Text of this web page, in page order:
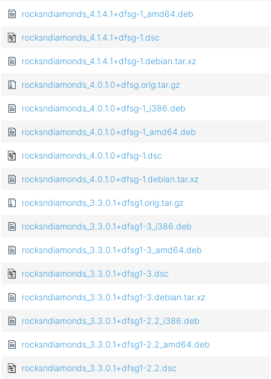
rocksndiamonds_4.1.4.1+dfsg-1_amd64.deb
rocksndiamonds_4.1.4.1+dfsg-1.dsc
rocksndiamonds_4.1.4.1+dfsg-1.debian.tar.xz
rocksndiamonds_4.0.1.0+dfsg.orig.tar.gz
rocksndiamonds_4.0.1.0+dfsg-1_i386.deb
rocksndiamonds_4.0.1.0+dfsg-1_amd64.deb
rocksndiamonds_4.0.1.0+dfsg-1.dsc
rocksndiamonds_4.0.1.0+dfsg-1.debian.tar.xz
rocksndiamonds_3.3.0.1+dfsg1.orig.tar.gz
rocksndiamonds_3.3.0.1+dfsg1-3_i386.deb
rocksndiamonds_3.3.0.1+dfsg1-3_amd64.deb
rocksndiamonds_3.3.0.1+dfsg1-3.dsc
rocksndiamonds_3.3.0.1+dfsg1-3.debian.tar.xz
rocksndiamonds_3.3.0.1+dfsg1-2.2_i386.deb
rocksndiamonds_3.3.0.1+dfsg1-2.2_amd64.deb
rocksndiamonds_3.3.0.1+dfsg1-2.2.dsc